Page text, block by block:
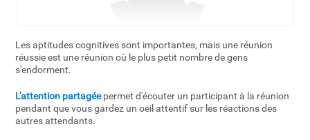
Les aptitudes cognitives sont importantes, mais une réunion
réussie est une réunion où le plus petit nombre de gens
s'endorment.
L'attention partagéepermet d'écouter un participant à la réunion
pendant que vous gardez un oeil attentif sur les réactions des
autres attendants.